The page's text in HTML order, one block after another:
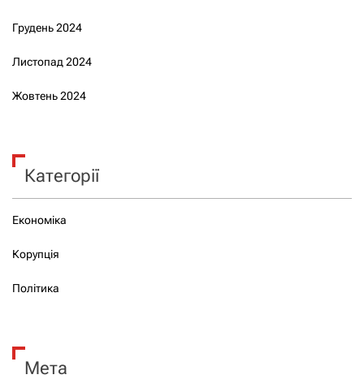
Грудень 2024
Листопад 2024
Жовтень 2024
Категорії
Економіка
Корупція
Політика
Мета